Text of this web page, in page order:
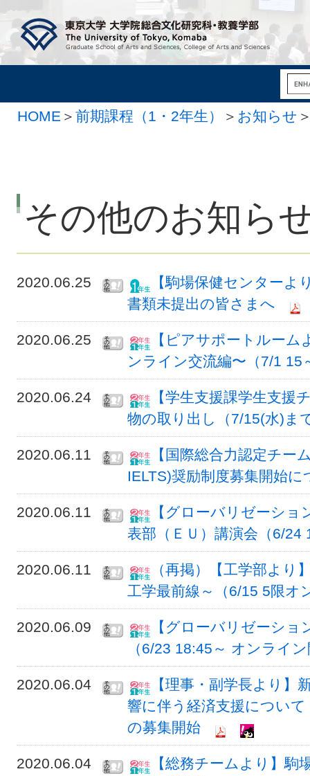
HOME ＞ 前期課程（1・2年生） ＞ お知らせ
その他のお知ら
2020.06.25
【駒場保健センターよ
書類未提出の皆さまへ
2020.06.25
【ピアサポートルー
ンライン交流編〜（7/1 15
2020.06.24
【学生支援課学生支援
物の取り出し（7/15(水)ま
2020.06.11
【国際総合力認定チー
IELTS)奨励制度募集開始に
2020.06.11
【グローバリゼーシ
表部（ＥＵ）講演会（6/
2020.06.11
（再掲）【工学部より
工学最前線～（6/15 5限オ
2020.06.09
【グローバリゼーシ
（6/23 18:45～ オンライ
2020.06.04
【理事・副学長より】
響に伴う経済支援につい
の募集開始
2020.06.04
【総務チームより】